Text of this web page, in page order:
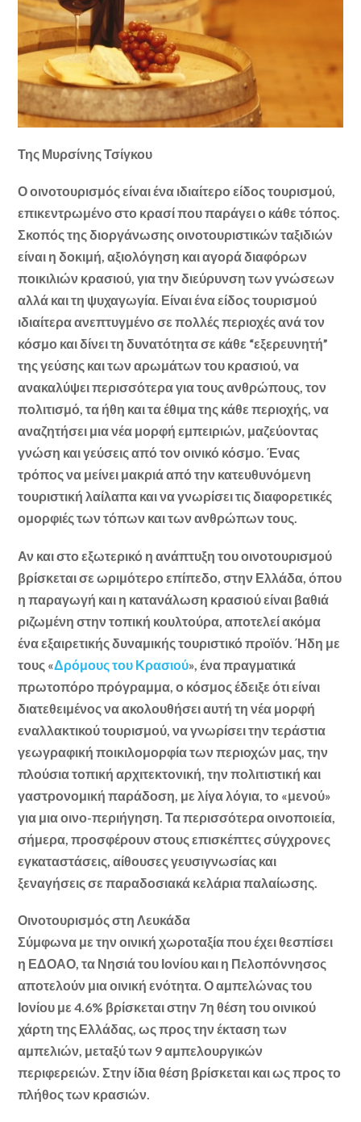
Της Μυρσίνης Τσίγκου
Ο οινοτουρισμός είναι ένα ιδιαίτερο είδος τουρισμού,
επικεντρωμένο στο κρασί που παράγει ο κάθε τόπος.
Σκοπός της διοργάνωσης οινοτουριστικών ταξιδιών
είναι η δοκιμή, αξιολόγηση και αγορά διαφόρων
ποικιλιών κρασιού, για την διεύρυνση των γνώσεων
αλλά και τη ψυχαγωγία. Είναι ένα είδος τουρισμού
ιδιαίτερα ανεπτυγμένο σε πολλές περιοχές ανά τον
κόσμο και δίνει τη δυνατότητα σε κάθε “εξερευνητή”
της γεύσης και των αρωμάτων του κρασιού, να
ανακαλύψει περισσότερα για τους ανθρώπους, τον
πολιτισμό, τα ήθη και τα έθιμα της κάθε περιοχής, να
αναζητήσει μια νέα μορφή εμπειριών, μαζεύοντας
γνώση και γεύσεις από τον οινικό κόσμο. Ένας
τρόπος να μείνει μακριά από την κατευθυνόμενη
τουριστική λαίλαπα και να γνωρίσει τις διαφορετικές
ομορφιές των τόπων και των ανθρώπων τους.
Αν και στο εξωτερικό η ανάπτυξη του οινοτουρισμού
βρίσκεται σε ωριμότερο επίπεδο, στην Ελλάδα, όπου
η παραγωγή και η κατανάλωση κρασιού είναι βαθιά
ριζωμένη στην τοπική κουλτούρα, αποτελεί ακόμα
ένα εξαιρετικής δυναμικής τουριστικό προϊόν. Ήδη με
τους «Δρόμους του Κρασιού», ένα πραγματικά
πρωτοπόρο πρόγραμμα, ο κόσμος έδειξε ότι είναι
διατεθειμένος να ακολουθήσει αυτή τη νέα μορφή
εναλλακτικού τουρισμού, να γνωρίσει την τεράστια
γεωγραφική ποικιλομορφία των περιοχών μας, την
πλούσια τοπική αρχιτεκτονική, την πολιτιστική και
γαστρονομική παράδοση, με λίγα λόγια, το «μενού»
για μια οινο-περιήγηση. Τα περισσότερα οινοποιεία,
σήμερα, προσφέρουν στους επισκέπτες σύγχρονες
εγκαταστάσεις, αίθουσες γευσιγνωσίας και
ξεναγήσεις σε παραδοσιακά κελάρια παλαίωσης.
Οινοτουρισμός στη Λευκάδα
Σύμφωνα με την οινική χωροταξία που έχει θεσπίσει
η ΕΔΟΑΟ, τα Νησιά του Ιονίου και η Πελοπόννησος
αποτελούν μια οινική ενότητα. Ο αμπελώνας του
Ιονίου με 4.6% βρίσκεται στην 7η θέση του οινικού
χάρτη της Ελλάδας, ως προς την έκταση των
αμπελιών, μεταξύ των 9 αμπελουργικών
περιφερειών. Στην ίδια θέση βρίσκεται και ως προς το
πλήθος των κρασιών.